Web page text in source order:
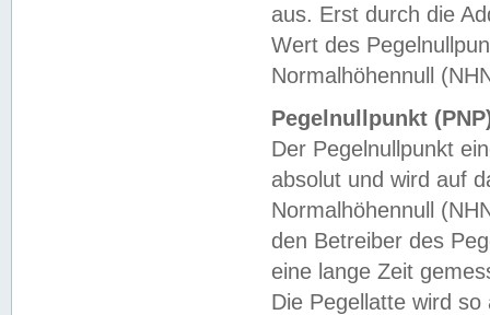
aus. Erst durch die
Wert des
Normalhöhennull
Pegelnullpunkt
Der Pegelnullpunkt
absolut und wird auf
Normalhöhennull
den Betreiber des
eine lange Zeit
Die Pegellatte wird